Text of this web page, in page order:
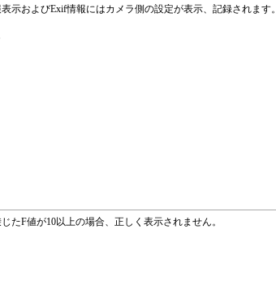
示およびExif情報にはカメラ側の設定が表示、記録されます。
たF値が10以上の場合、正しく表示されません。